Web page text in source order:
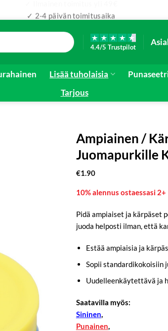
4.4/5 Trustpilot
Lisää tuholaisia
Tarjous
Ampiainen /
Juomapurkille
€1.90
10% alennus ostaessasi 2+
Pidä ampiaiset ja kärpäset
juoda helposti ilman, että
Estää ampiaisia ja
Sopii standardikokoisiin
Uudelleenkäytettävä ja
Saatavilla myös:
Sininen,
Punainen,
✓ 2-4 päivän toimitusaika